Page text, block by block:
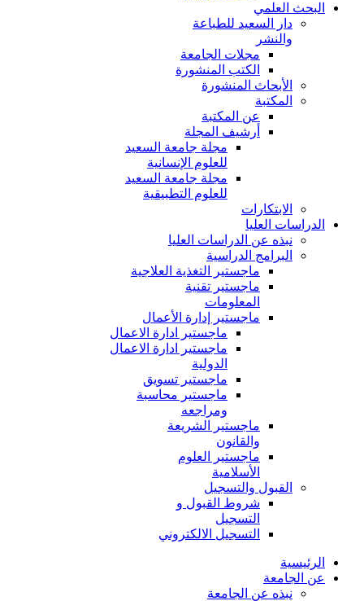
البحث العلمي
دار السعيد للطباعة
والنشر
مجلات الجامعة
الكتب المنشورة
الأبحاث المنشورة
المكتبة
عن المكتبة
أرشيف المجلة
مجلة جامعة السعيد
للعلوم الإنسانية
مجلة جامعة السعيد
للعلوم التطبيقية
الابتكارات
الدراسات العليا
نبذه عن الدراسات العليا
البرامج الدراسية
ماجستير التغذية العلاجية
ماجستير تقنية
المعلومات
ماجستير إدارة الأعمال
ماجستير ادارة الاعمال
ماجستير ادارة الاعمال
الدولية
ماجستير تسويق
ماجستير محاسبة
ومراجعه
ماجستير الشريعة
والقانون
ماجستير العلوم
الأسلامية
القبول والتسجيل
شروط القبول و
التسجيل
التسجيل الالكتروني
الرئيسية
عن الجامعة
نبذه عن الجامعة